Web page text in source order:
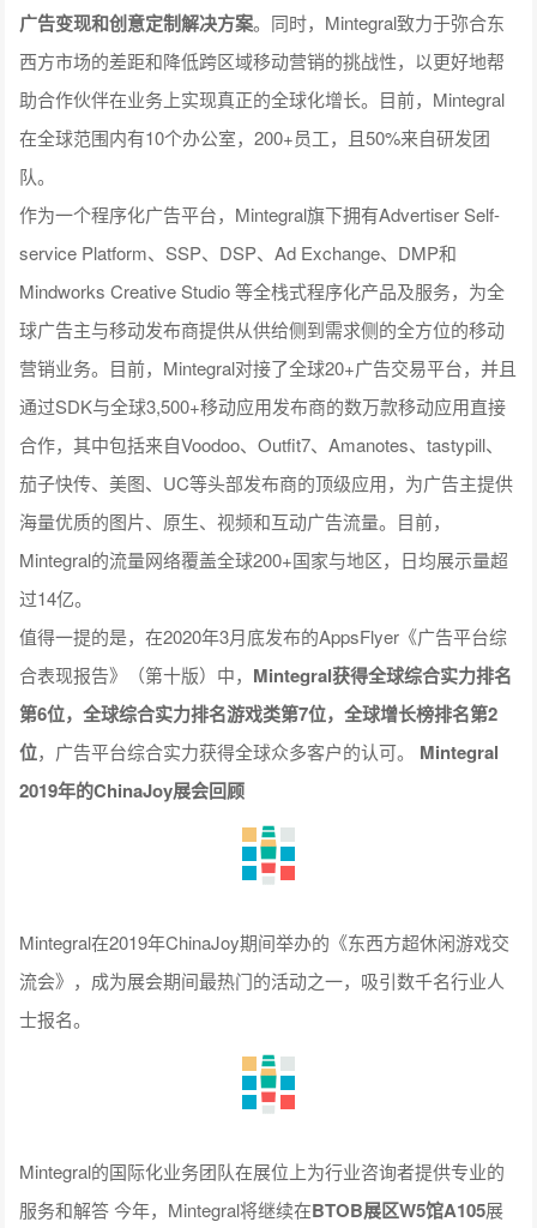
广告变现和创意定制解决方案。同时，Mintegral致力于弥合东
西方市场的差距和降低跨区域移动营销的挑战性，以更好地帮
助合作伙伴在业务上实现真正的全球化增长。目前，Mintegral
在全球范围内有10个办公室，200+员工，且50%来自研发团
队。
作为一个程序化广告平台，Mintegral旗下拥有Advertiser Self-
service Platform、SSP、DSP、Ad Exchange、DMP和
Mindworks Creative Studio 等全栈式程序化产品及服务，为全
球广告主与移动发布商提供从供给侧到需求侧的全方位的移动
营销业务。目前，Mintegral对接了全球20+广告交易平台，并且
通过SDK与全球3,500+移动应用发布商的数万款移动应用直接
合作，其中包括来自Voodoo、Outfit7、Amanotes、tastypill、
茄子快传、美图、UC等头部发布商的顶级应用，为广告主提供
海量优质的图片、原生、视频和互动广告流量。目前，
Mintegral的流量网络覆盖全球200+国家与地区，日均展示量超
过14亿。
值得一提的是，在2020年3月底发布的AppsFlyer《广告平台综
合表现报告》（第十版）中， Mintegral获得全球综合实力排名
第6位，全球综合实力排名游戏类第7位，全球增长榜排名第2
位，广告平台综合实力获得全球众多客户的认可。 Mintegral
2019年的ChinaJoy展会回顾
Mintegral在2019年ChinaJoy期间举办的《东西方超休闲游戏交
流会》，成为展会期间最热门的活动之一，吸引数千名行业人
士报名。
Mintegral的国际化业务团队在展位上为行业咨询者提供专业的
服务和解答 今年，Mintegral将继续在BTOB展区W5馆A105展